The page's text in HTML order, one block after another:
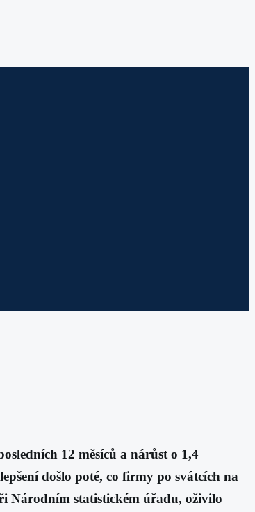
12 měsíců a nárůst o 1,4
došlo poté, co firmy po svátcích na
Národním statistickém úřadu, oživilo